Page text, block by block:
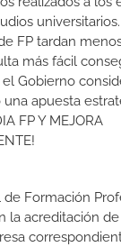
FP tardan
más fácil
Gobierno
apuesta
FP Y MEJORA
de Formación
la acreditación